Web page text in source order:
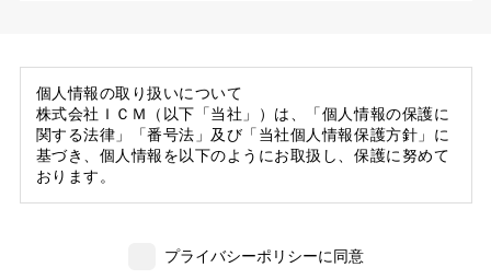
個人情報の取り扱いについて
株式会社ＩＣＭ（以下「当社」）は、「個人情報の保護に
関する法律」「番号法」及び「当社個人情報保護方針」に
基づき、個人情報を以下のようにお取扱し、保護に努めて
おります。
いただいた個人情報の一部を個人データとして保有
プライバシーポリシーに同意